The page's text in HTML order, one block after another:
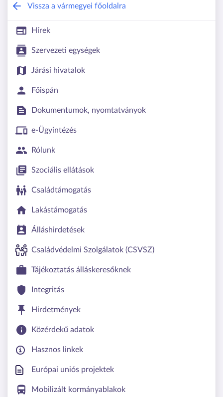
a
Veszprém Vármegyei Kormányhivatal
Vissza a vármegyei főoldalra
Hírek
Szervezeti egységek
Járási hivatalok
Főispán
Dokumentumok, nyomtatványok
e-Ügyintézés
Rólunk
Szociális ellátások
Családtámogatás
Lakástámogatás
Álláshirdetések
Családvédelmi Szolgálatok (CSVSZ)
Tájékoztatás álláskeresőknek
Integritás
Hirdetmények
Közérdekű adatok
Hasznos linkek
Európai uniós projektek
Mobilizált kormányablakok